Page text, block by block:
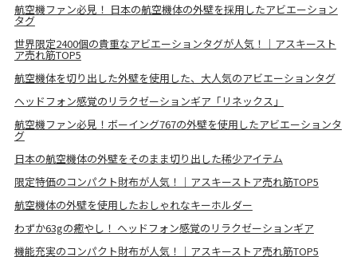
航空機ファン必見！ 日本の航空機体の外壁を採用したアビエーション
タグ
世界限定2400個の貴重なアビエーションタグが人気！｜アスキースト
ア売れ筋TOP5
航空機体を切り出した外壁を使用した、大人気のアビエーションタグ
ヘッドフォン感覚のリラクゼーションギア「リネックス」
航空機ファン必見！ボーイング767の外壁を使用したアビエーションタ
グ
日本の航空機体の外壁をそのまま切り出した稀少アイテム
限定特価のコンパクト財布が人気！｜アスキーストア売れ筋TOP5
航空機体の外壁を使用したおしゃれなキーホルダー
わずか63gの癒やし！ ヘッドフォン感覚のリラクゼーションギア
機能充実のコンパクト財布が人気！｜アスキーストア売れ筋TOP5